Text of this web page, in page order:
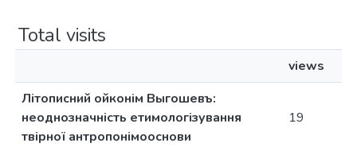
Total visits
views
Літописний ойконім Выгошевъ:
неоднозначність етимологізування
твірної антропонімооснови
19